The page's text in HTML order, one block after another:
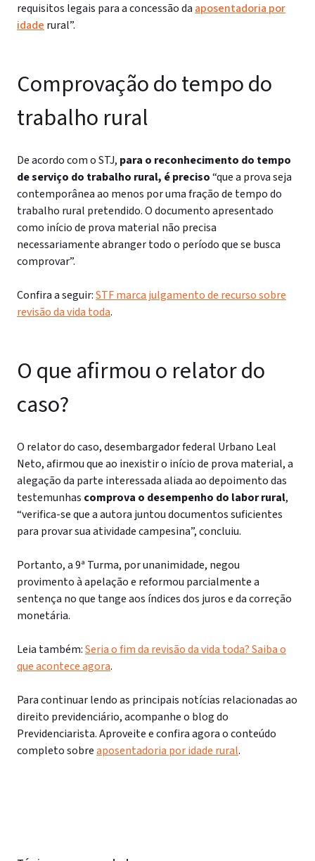
requisitos legais para a concessão da aposentadoria por
idade rural”.
Comprovação do tempo do
trabalho rural
De acordo com o STJ, para o reconhecimento do tempo
de serviço do trabalho rural, é preciso“que a prova seja
contemporânea ao menos por uma fração de tempo do
trabalho rural pretendido. O documento apresentado
como início de prova material não precisa
necessariamente abranger todo o período que se busca
comprovar”.
Confira a seguir:STF marca julgamento de recurso sobre
revisão da vida toda.
O que afirmou o relator do
caso?
O relator do caso, desembargador federal Urbano Leal
Neto, afirmou que ao inexistir o início de prova material, a
alegação da parte interessada aliada ao depoimento das
testemunhas comprova o desempenho do labor rural,
“verifica-se que a autora juntou documentos suficientes
para provar sua atividade campesina”, concluiu.
Portanto, a 9ª Turma, por unanimidade, negou
provimento à apelação e reformou parcialmente a
sentença no que tange aos índices dos juros e da correção
monetária.
Leia também:Seria o fim da revisão da vida toda? Saiba o
que acontece agora.
Para continuar lendo as principais notícias relacionadas ao
direito previdenciário, acompanhe o blog do
Previdenciarista. Aproveite e confira agora o conteúdo
completo sobreaposentadoria por idade rural.